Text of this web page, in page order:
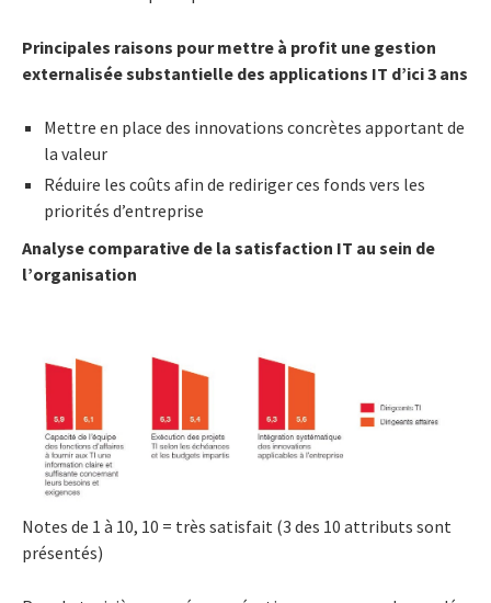
Principales raisons pour mettre à profit une gestion
externalisée substantielle des applications IT d’ici 3 ans
Mettre en place des innovations concrètes apportant de
la valeur
Réduire les coûts afin de rediriger ces fonds vers les
priorités d’entreprise
Analyse comparative de la satisfaction IT au sein de
l’organisation
Notes de 1 à 10, 10 = très satisfait (3 des 10 attributs sont
présentés)